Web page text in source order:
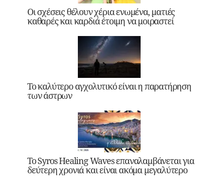
Οι σχέσεις θέλουν χέρια ενωμένα, ματιές
καθαρές και καρδιά έτοιμη να μοιραστεί
Το καλύτερο αγχολυτικό είναι η παρατήρηση
των άστρων
Το Syros Healing Waves επαναλαμβάνεται για
δεύτερη χρονιά και είναι ακόμα μεγαλύτερο